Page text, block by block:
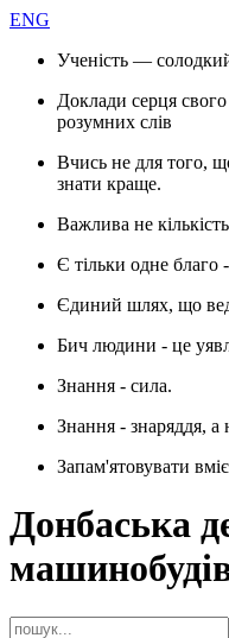
ENG
Ученість —
Доклади серця свого
розумних слів
Вчись не для того,
знати краще.
Важлива не
Є тільки одне благо
Єдиний шлях, що
Бич людини - це
Знання - сила.
Знання - знаряддя, а
Запам'ятовувати
Донбаська